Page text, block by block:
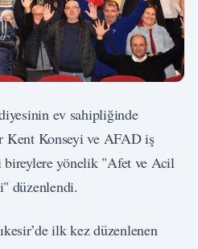
ev sahipliğinde
Kent Konseyi ve AFAD iş
yönelik "Afet ve Acil
düzenlendi.
ilk kez düzenlenen